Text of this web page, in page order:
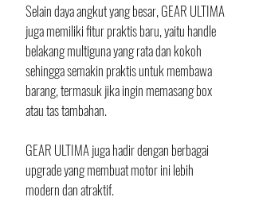
Selain daya angkut yang besar, GEAR ULTIMA
juga memiliki fitur praktis baru, yaitu handle
belakang multiguna yang rata dan kokoh
sehingga semakin praktis untuk membawa
barang, termasuk jika ingin memasang box
atau tas tambahan.
GEAR ULTIMA juga hadir dengan berbagai
upgrade yang membuat motor ini lebih
modern dan atraktif.